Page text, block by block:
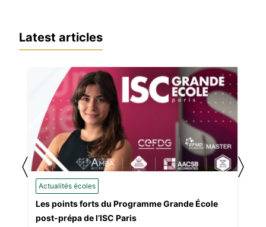
Latest articles
Actualités écoles
Les points forts du Programme Grande École
post-prépa de l’ISC Paris
〈 〉